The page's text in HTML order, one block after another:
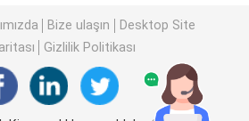
Bize ulaşın
Desktop Site
Gizlilik Politikası